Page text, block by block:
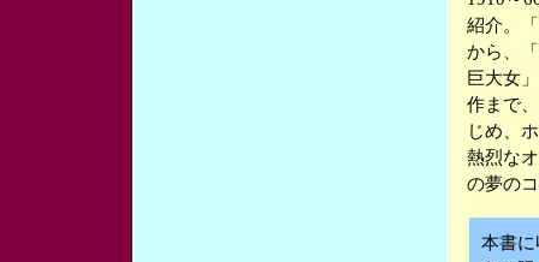
紹介。
から、
巨大女
作まで
じめ、
熱烈な
の夢の
本書